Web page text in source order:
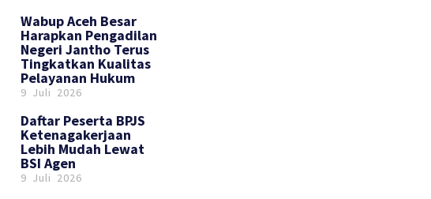
Wabup Aceh Besar
Harapkan Pengadilan
Negeri Jantho Terus
Tingkatkan Kualitas
Pelayanan Hukum
9 Juli 2026
Daftar Peserta BPJS
Ketenagakerjaan
Lebih Mudah Lewat
BSI Agen
9 Juli 2026